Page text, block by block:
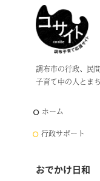
調布市の行政、民
子育て中の人とま
ホーム
行政サポート
おでかけ日和